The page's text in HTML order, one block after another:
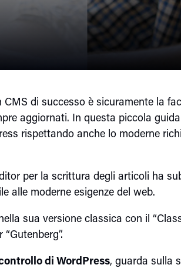
di successo è sicuramente la
aggiornati. In questa piccola
rispettando anche lo moderne
per la scrittura degli articoli ha
alle moderne esigenze del web.
sua versione classica con il
di WordPress, guarda sulla